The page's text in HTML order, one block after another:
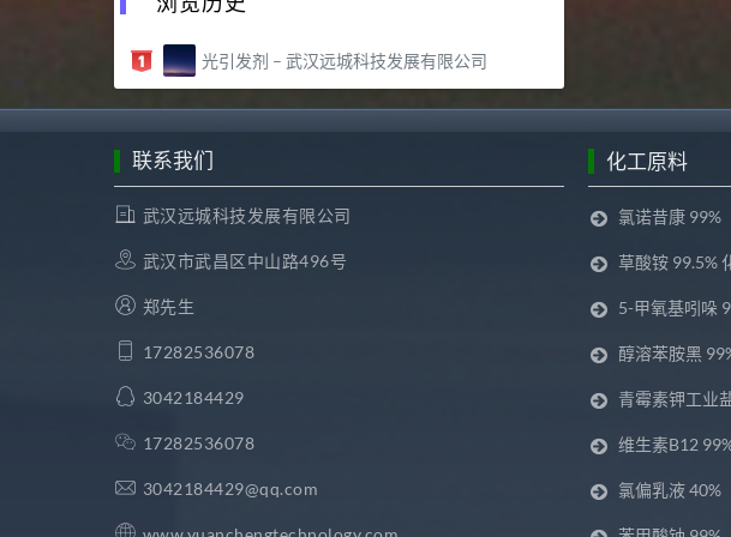
光引发剂 – 武汉远城科技发展有限公司
联系我们
武汉远城科技发展有限公司
武汉市武昌区中山路496号
郑先生
17282536078
3042184429
17282536078
3042184429@qq.com
化工原料
氯诺昔康 99%
草酸铵 99.5%
5-甲氧基吲哚
醇溶苯胺黑
青霉素钾工业
维生素B12
氯偏乳液 40%